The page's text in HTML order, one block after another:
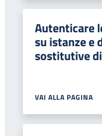
Autenticare
su istanze e
sostitutive
VAI ALLA PAGINA